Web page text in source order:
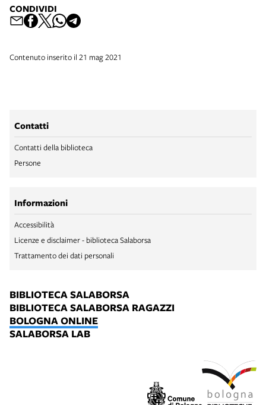
CONDIVIDI
Contenuto inserito il 21 mag 2021
Contatti
Contatti della biblioteca
Persone
Informazioni
Accessibilità
Licenze e disclaimer - biblioteca Salaborsa
Trattamento dei dati personali
BIBLIOTECA SALABORSA
BIBLIOTECA SALABORSA RAGAZZI
BOLOGNA ONLINE
SALABORSA LAB